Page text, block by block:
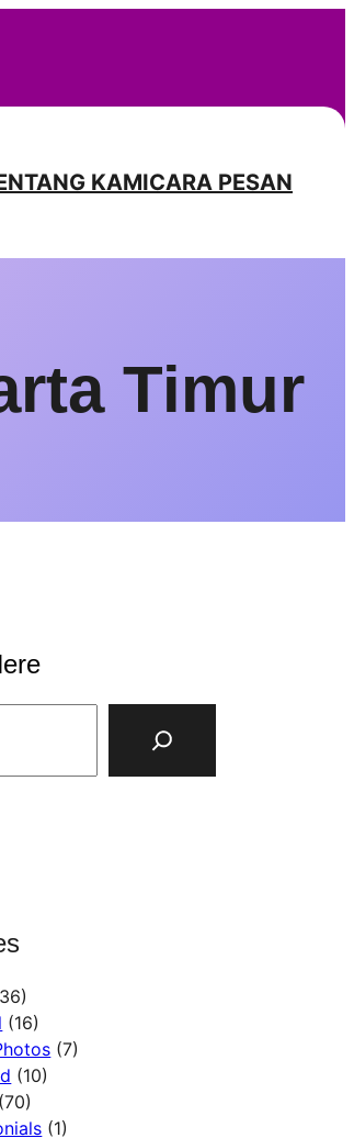
KAMICARA PESAN
Timur
(16)
(7)
(10)
(70)
(1)